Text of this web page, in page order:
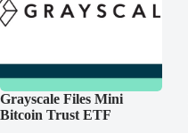
Grayscale Files Mini
Bitcoin Trust ETF